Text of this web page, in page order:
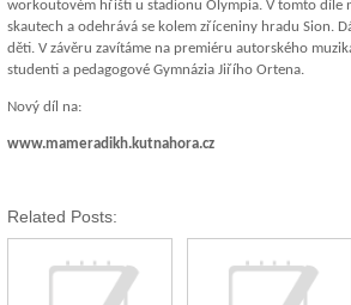
workoutovém hřišti u stadionu Olympia. V tomto díle
skautech a odehrává se kolem zříceniny hradu Sion.
děti. V závěru zavítáme na premiéru autorského
studenti a pedagogové Gymnázia Jiřího Ortena.
Nový díl na:
www.mameradikh.kutnahora.cz
Related Posts: